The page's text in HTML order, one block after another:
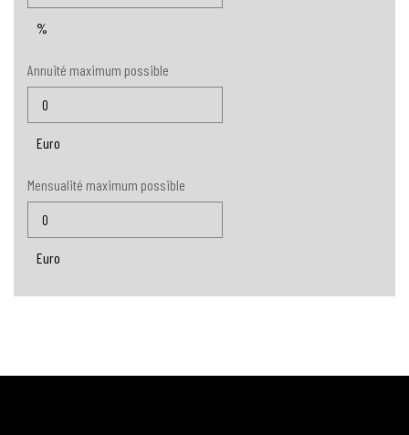
%
Annuité maximum possible
Euro
Mensualité maximum possible
Euro